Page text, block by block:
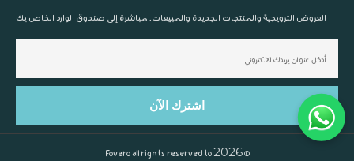
العروض الترويجية والمنتجات الجديدة والمبيعات. مباشرة إلى صندوق الوارد الخاص بك
©
2026
all rights reserved to
Fovero